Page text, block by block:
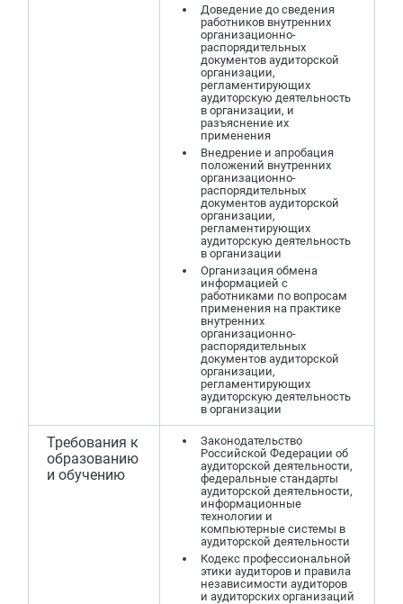
Доведение до сведения
работников внутренних
организационно-
распорядительных
документов аудиторской
организации,
регламентирующих
аудиторскую деятельность
в организации, и
разъяснение их
применения
Внедрение и апробация
положений внутренних
организационно-
распорядительных
документов аудиторской
организации,
регламентирующих
аудиторскую деятельность
в организации
Организация обмена
информацией с
работниками по вопросам
применения на практике
внутренних
организационно-
распорядительных
документов аудиторской
организации,
регламентирующих
аудиторскую деятельность
в организации
Требования к
образованию
и обучению
Законодательство
Российской Федерации об
аудиторской деятельности,
федеральные стандарты
аудиторской деятельности,
информационные
технологии и
компьютерные системы в
аудиторской деятельности
Кодекс профессиональной
этики аудиторов и правила
независимости аудиторов
и аудиторских организаций